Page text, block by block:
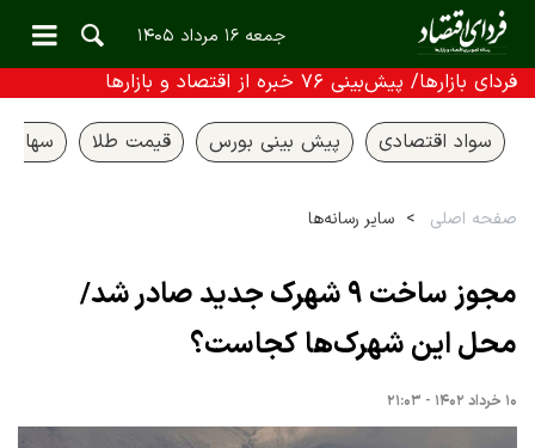
جمعه ۱۶ مرداد ۱۴۰۵
فردای بازارها/ پیش‌بینی ۷۶ خبره از اقتصاد و بازارها
سواد اقتصادی پیش بینی بورس قیمت طلا سهام
صفحه اصلی سایر رسانه‌ها
مجوز ساخت ۹ شهرک جدید صادر شد/
محل این شهرک‌ها کجاست؟
۱۰ خرداد ۱۴۰۲ - ۲۱:۰۳